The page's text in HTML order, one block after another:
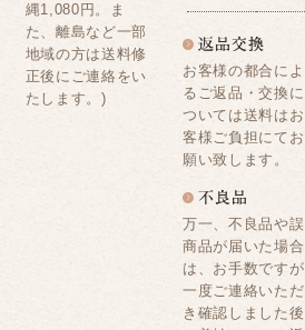
縄1,080円。ま
た、離島など一部
地域の方は送料修
正後にご連絡をい
たします。)
お客様の都合によ
るご返品・交換に
ついては送料はお
客様ご負担にてお
願い致します。
万一、不良品や誤
商品が届いた場合
は、お手数ですが
一度ご連絡いただ
き確認しました後